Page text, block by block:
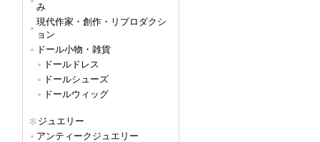
み
現代作家・創作・リプロダクシ
ョン
ドール小物・雑貨
ドールドレス
ドールシューズ
ドールウィッグ
ジュエリー
アンティークジュエリー